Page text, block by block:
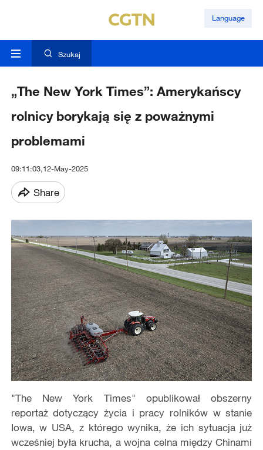
Language
Szukaj
„The New York Times”: Amerykańscy
rolnicy borykają się z poważnymi
problemami
09:11:03,12-May-2025
Share
"The New York Times" opublikował obszerny
reportaż dotyczący życia i pracy rolników w stanie
Iowa, w USA, z którego wynika, że ich sytuacja już
wcześniej była krucha, a wojna celna między Chinami